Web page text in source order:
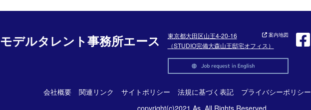
モデルタレント事務所エース
東京都大田区山王4-20-16
（STUDIO完備大森山王邸宅オフィス）
案内地図
会社概要 関連リンク サイトポリシー 法規に基づく表記 プライバシーポリシー
copyright(c)2021 As. All Rights Reserved